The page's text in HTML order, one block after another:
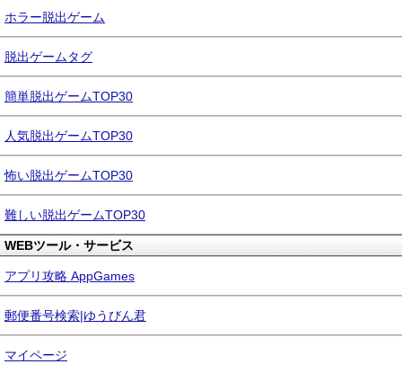
ホラー脱出ゲーム
脱出ゲームタグ
簡単脱出ゲームTOP30
人気脱出ゲームTOP30
怖い脱出ゲームTOP30
難しい脱出ゲームTOP30
WEBツール・サービス
アプリ攻略 AppGames
郵便番号検索|ゆうびん君
マイページ